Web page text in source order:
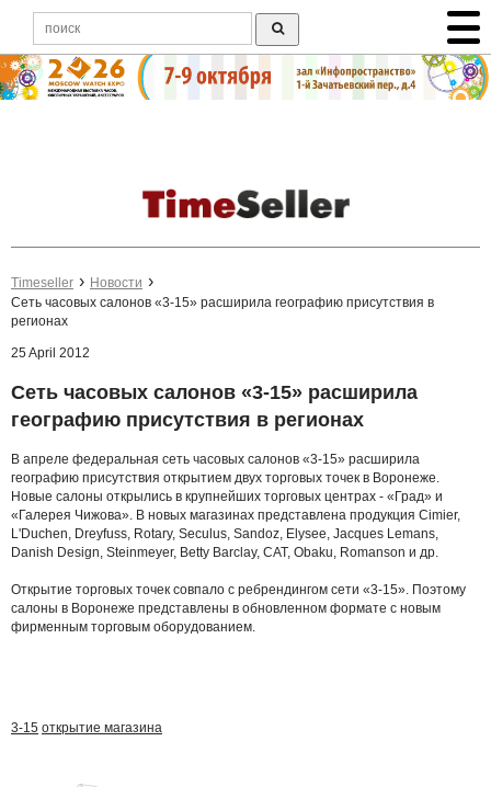
Timeseller
Новости
Сеть часовых салонов «3-15» расширила географию присутствия в
регионах
25 April 2012
Сеть часовых салонов «3-15» расширила
географию присутствия в регионах
В апреле федеральная сеть часовых салонов «3-15» расширила
географию присутствия открытием двух торговых точек в Воронеже.
Новые салоны открылись в крупнейших торговых центрах - «Град» и
«Галерея Чижова». В новых магазинах представлена продукция Cimier,
L'Duchen, Dreyfuss, Rotary, Seculus, Sandoz, Elysee, Jacques Lemans,
Danish Design, Steinmeyer, Betty Barclay, CAT, Obaku, Romanson и др.
Открытие торговых точек совпало с ребрендингом сети «3-15». Поэтому
салоны в Воронеже представлены в обновленном формате с новым
фирменным торговым оборудованием.
3-15 открытие магазина